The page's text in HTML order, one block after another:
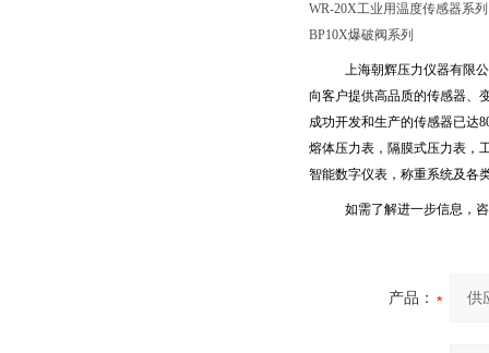
WR-20X工业用温度传感器系列
BP10X爆破阀系列
上海朝辉压力仪器有限
向客户提供高品质的传感器、
成功开发和生产的传感器已达
熔体压力表，隔膜式压力表，
智能数字仪表，称重系统及各
如需了解进一步信息，
产品：